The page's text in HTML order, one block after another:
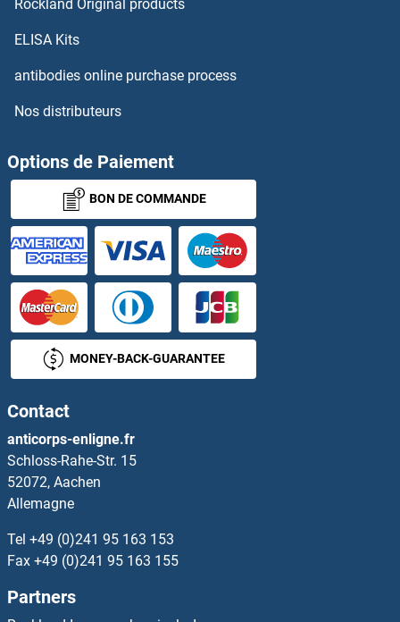
Rockland Original products
ELISA Kits
antibodies online purchase process
Nos distributeurs
Options de Paiement
BON DE COMMANDE
MONEY-BACK-GUARANTEE
Contact
anticorps-enligne.fr
Schloss-Rahe-Str. 15
52072, Aachen
Allemagne
Tel +49 (0)241 95 163 153
Fax +49 (0)241 95 163 155
Partners